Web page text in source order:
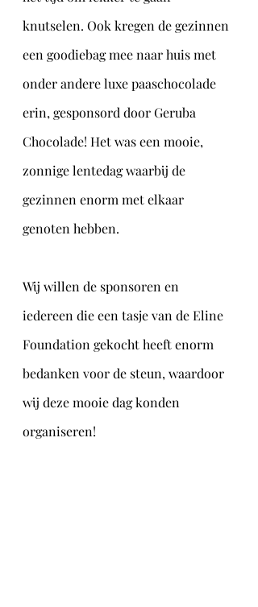
knutselen. Ook kregen de gezinnen
een goodiebag mee naar huis met
onder andere luxe paaschocolade
erin, gesponsord door Geruba
Chocolade! Het was een mooie,
zonnige lentedag waarbij de
gezinnen enorm met elkaar
genoten hebben.
Wij willen de sponsoren en
iedereen die een tasje van de Eline
Foundation gekocht heeft enorm
bedanken voor de steun, waardoor
wij deze mooie dag konden
organiseren!